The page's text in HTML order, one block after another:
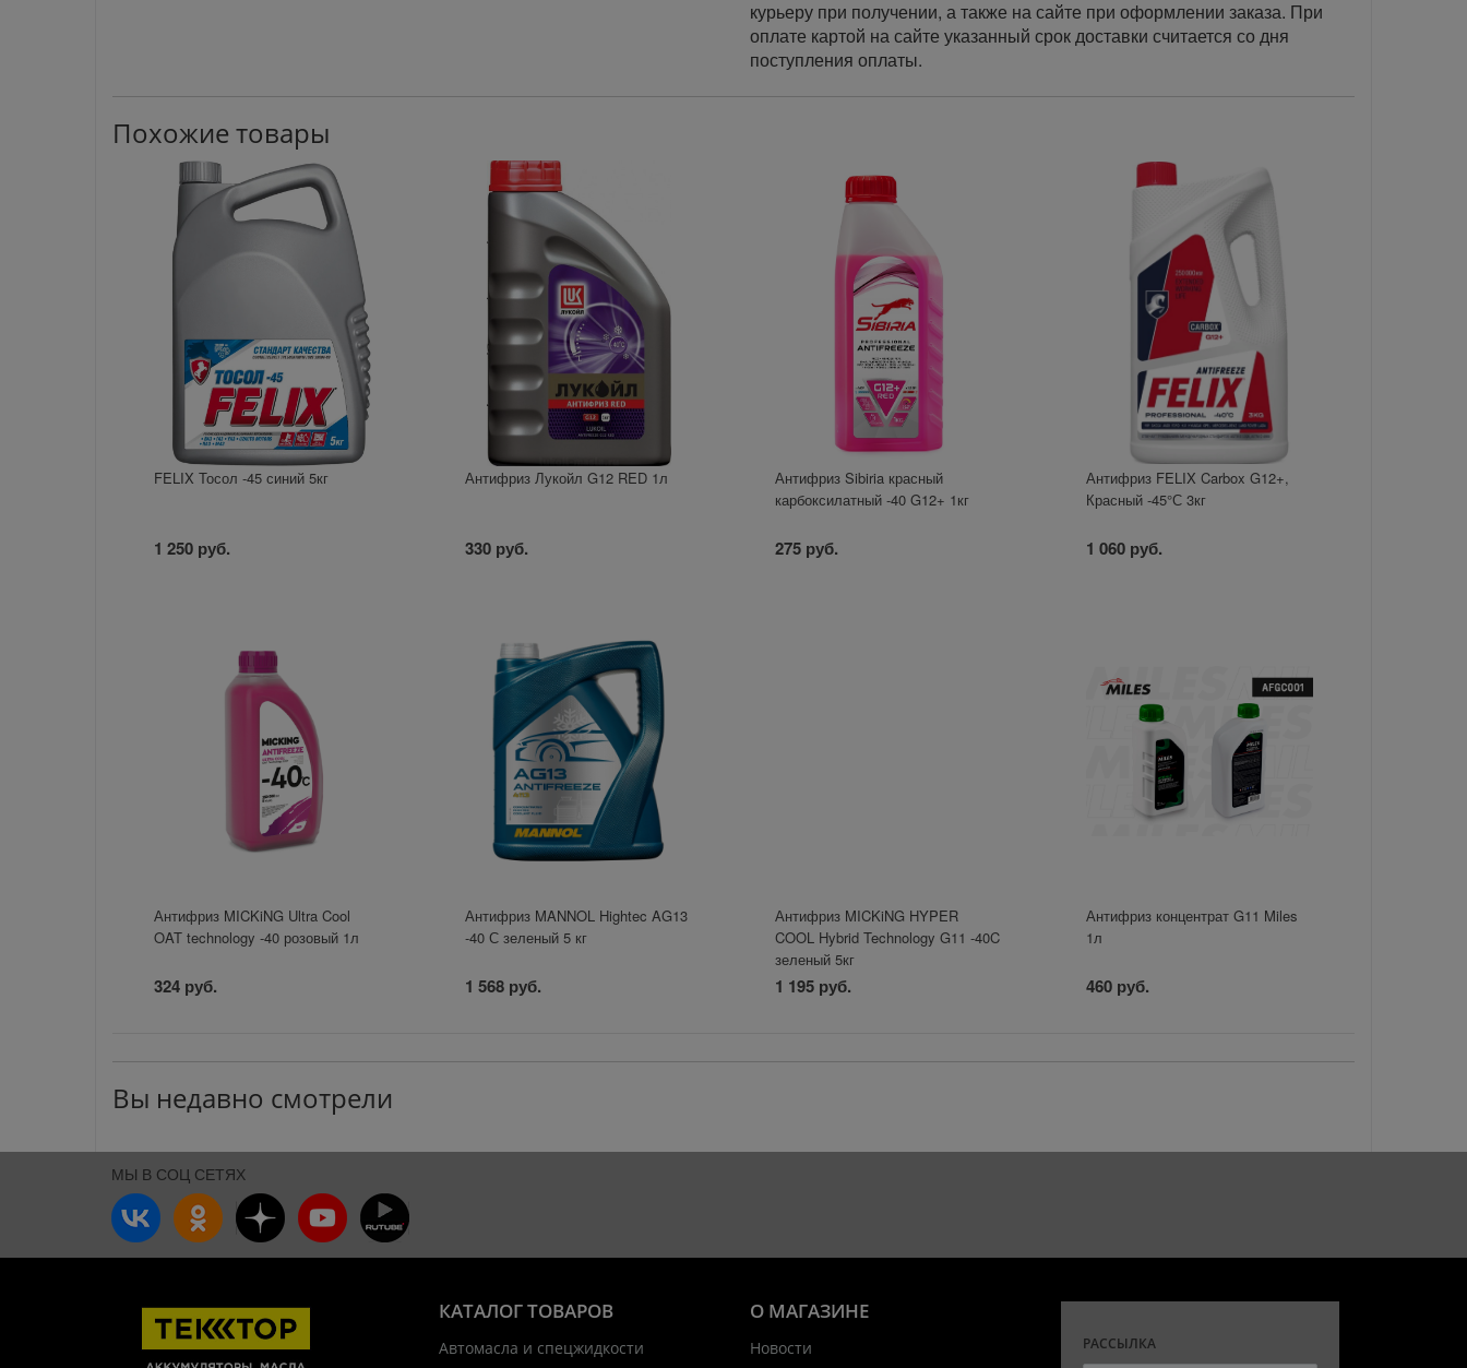
курьеру при получении, а также на сайте при оформлении заказа. При
оплате картой на сайте указанный срок доставки считается со дня
поступления оплаты.
Похожие товары
FELIX Тосол -45 синий 5кг
1 250 руб.
Антифриз Лукойл G12 RED 1л
330 руб.
Антифриз Sibiria красный
карбоксилатный -40 G12+ 1кг
275 руб.
Антифриз FELIX Carbox G12+,
Красный -45°С 3кг
1 060 руб.
Антифриз MICKiNG Ultra Cool
OAT technology -40 розовый 1л
324 руб.
Антифриз MANNOL Hightec AG13
-40 С зеленый 5 кг
1 568 руб.
Антифриз MICKiNG HYPER
COOL Hybrid Technology G11 -40C
зеленый 5кг
1 195 руб.
Антифриз концентрат G11 Miles
1л
460 руб.
Вы недавно смотрели
МЫ В СОЦ СЕТЯХ
О МАГАЗИНЕ
Новости
КАТАЛОГ ТОВАРОВ
Автомасла и спецжидкости
РАССЫЛКА